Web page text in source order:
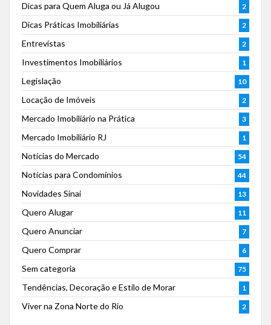
Dicas para Quem Aluga ou Já Alugou 2
Dicas Práticas Imobiliárias 2
Entrevistas 2
Investimentos Imobiliários 1
Legislação 10
Locação de Imóveis 2
Mercado Imobiliário na Prática 3
Mercado Imobiliário RJ 1
Notícias do Mercado 54
Notícias para Condomínios 44
Novidades Sinai 13
Quero Alugar 11
Quero Anunciar 7
Quero Comprar 6
Sem categoria 75
Tendências, Decoração e Estilo de Morar 1
Viver na Zona Norte do Rio 2